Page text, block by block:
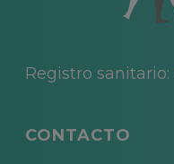
Registro sanitario:
CONTACTO